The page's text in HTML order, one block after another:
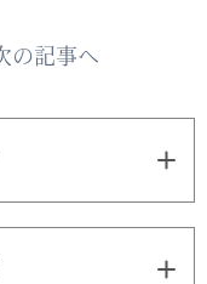
の記事へ